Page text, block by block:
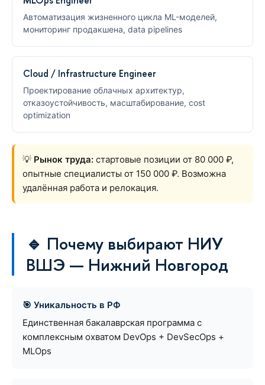
Автоматизация жизненного цикла ML-моделей,
мониторинг продакшена, data pipelines
Cloud / Infrastructure Engineer
Проектирование облачных архитектур,
отказоустойчивость, масштабирование, cost
optimization
💡 Рынок труда: стартовые позиции от 80 000 ₽,
опытные специалисты от 150 000 ₽. Возможна
удалённая работа и релокация.
🔹 Почему выбирают НИУ
ВШЭ — Нижний Новгород
🎯 Уникальность в РФ
Единственная бакалаврская программа с
комплексным охватом DevOps + DevSecOps +
MLOps